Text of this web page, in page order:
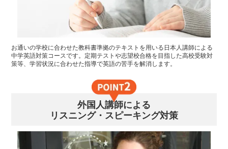
お通いの学校に合わせた教科書準拠のテキストを用いる日本人講師による
中学英語対策コースです。定期テストや志望校合格を目指した高校受験対
策等、学習状況に合わせた指導で英語の苦手を解消します。
外国人講師による
リスニング・スピーキング対策